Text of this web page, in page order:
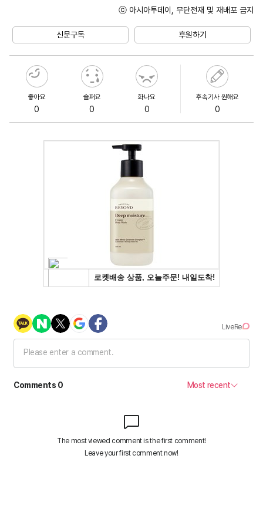
ⓒ 아시아투데이, 무단전재 및 재배포 금지
신문구독 후원하기
좋아요
0
슬퍼요
0
화나요
0
후속기사 원해요
0